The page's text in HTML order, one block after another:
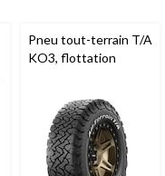
Pneu tout-terrain T/A
KO3, flottation